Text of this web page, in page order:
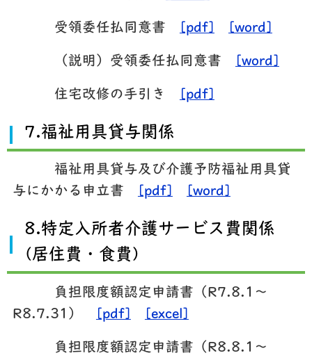
受領委任払同意書 [pdf] [word]
（説明）受領委任払同意書 [word]
住宅改修の手引き [pdf]
7.福祉用具貸与関係
福祉用具貸与及び介護予防福祉用具貸
与にかかる申立書
[pdf] [word]
8.特定入所者介護サービス費関係
(居住費・食費)
負担限度額認定申請書（R7.8.1～
R8.7.31）
[pdf] [excel]
負担限度額認定申請書（R8.8.1～